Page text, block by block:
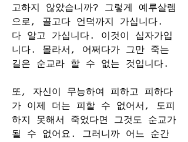
고하지 않았습니까? 그렇게 예루살렘
으로, 골고다 언덕까지 가십니다.
다 알고 가십니다. 이것이 십자가입
니다. 몰라서, 어쩌다가 그만 죽는
길은 순교라 할 수 없는 것입니다.
또, 자신이 무능하여 피하고 피하다
가 이제 더는 피할 수 없어서, 도피
하지 못해서 죽었다면 그것도 순교가
될 수 없어요. 그러니까 어느 순간